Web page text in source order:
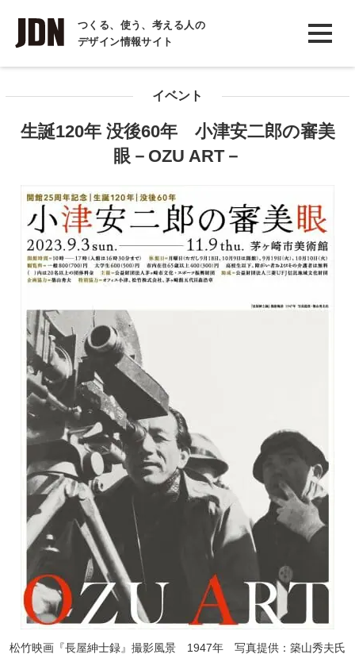
つくる、使う、考える人の
デザイン情報サイト
INTERVIEW
インタビュー
COLUMN
イベント
生誕120年 没後60年 小津安二郎の審美
眼－OZU ART－
松竹映画『長屋紳士録』撮影風景 1947年 写真提供：築山秀夫氏